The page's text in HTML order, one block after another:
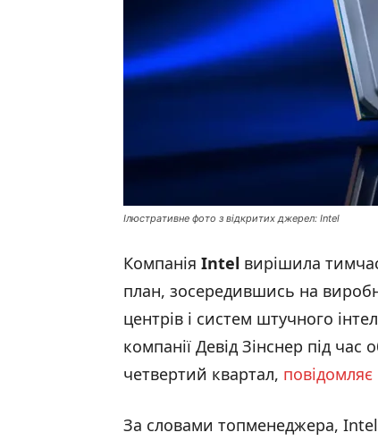
Ілюстративне фото з відкритих джерел: Intel
Компанія Intel вирішила
план, зосередившись на
центрів і систем штучного
компанії Девід Зінснер під час
четвертий квартал, повідомляє
За словами топменеджера,